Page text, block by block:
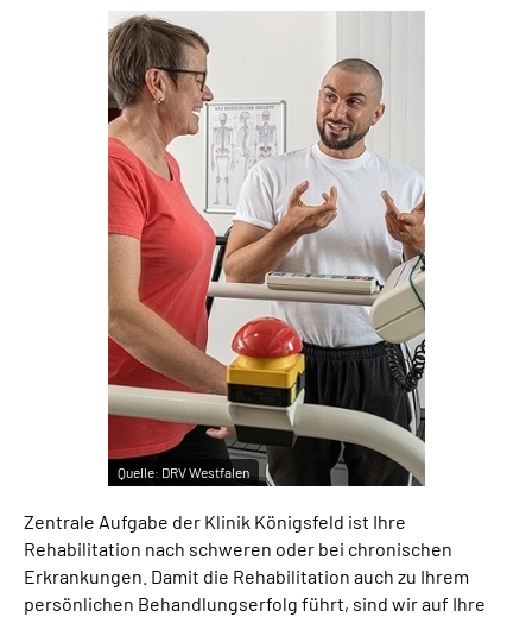
Leichte Sprache
Gebärdensprache
Quelle: DRV Westfalen
Zentrale Aufgabe der Klinik Königsfeld ist Ihre
Rehabilitation nach schweren oder bei chronischen
Erkrankungen. Damit die Rehabilitation auch zu Ihrem
persönlichen Behandlungserfolg führt, sind wir auf Ihre